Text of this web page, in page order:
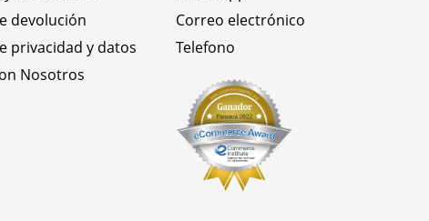
devolución
privacidad y datos
Nosotros
Correo electrónico
Telefono